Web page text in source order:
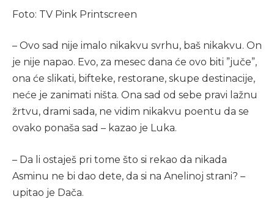
Foto: TV Pink Printscreen
– Ovo sad nije imalo nikakvu svrhu, baš nikakvu. On
je nije napao. Evo, za mesec dana će ovo biti ”juče”,
ona će slikati, bifteke, restorane, skupe destinacije,
neće je zanimati ništa. Ona sad od sebe pravi lažnu
žrtvu, drami sada, ne vidim nikakvu poentu da se
ovako ponaša sad – kazao je Luka.
– Da li ostaješ pri tome što si rekao da nikada
Asminu ne bi dao dete, da si na Anelinoj strani? –
upitao je Dača.